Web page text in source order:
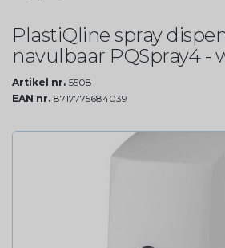
PlastiQline spray
navulbaar PQSpray4 -
Artikel nr. 5508
EAN nr. 8717775684039